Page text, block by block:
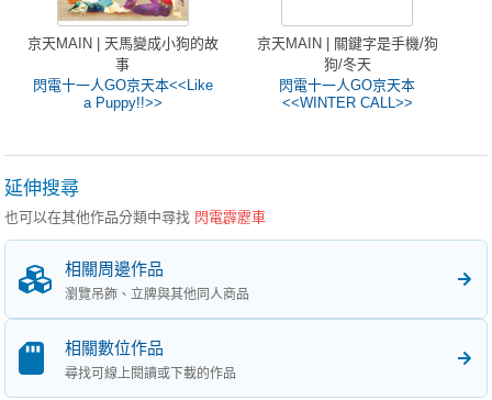
京天MAIN | 天馬變成小狗的故
事
閃電十一人GO京天本<<Like
a Puppy!!>>
京天MAIN | 關鍵字是手機/狗
狗/冬天
閃電十一人GO京天本
<<WINTER CALL>>
延伸搜尋
也可以在其他作品分類中尋找 閃電霹靂車
相關周邊作品
瀏覽吊飾、立牌與其他同人商品
相關數位作品
尋找可線上閱讀或下載的作品